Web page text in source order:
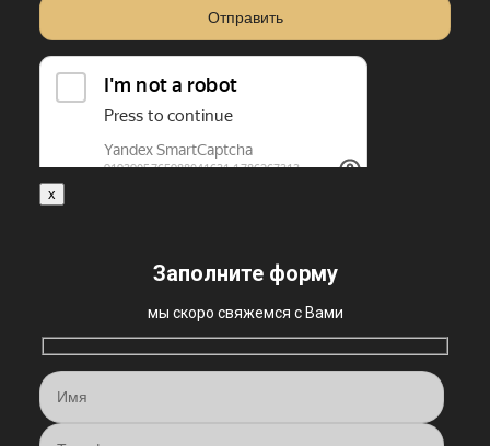
x
Заполните форму
мы скоро свяжемся с Вами